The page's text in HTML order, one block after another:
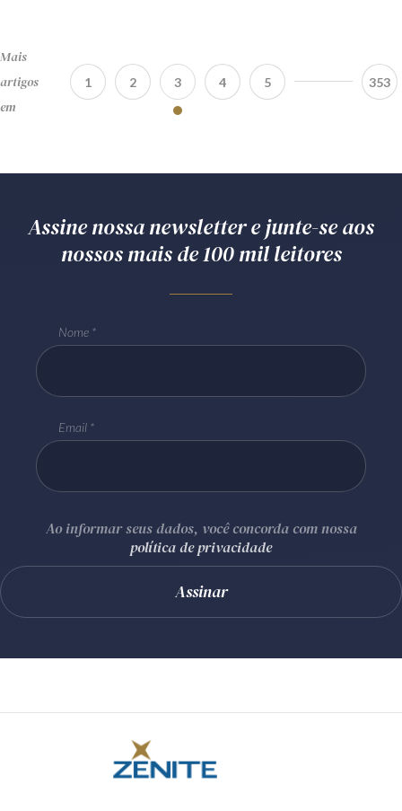
Mais
artigos
em
1 2 3 4 5 353
Assine nossa newsletter e junte-se aos
nossos mais de 100 mil leitores
Nome
Email
Ao informar seus dados, você concorda com nossa
política de privacidade